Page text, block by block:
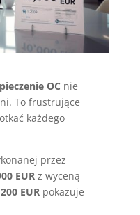
OC nie
To frustrujące
każdego
przez
EURz wyceną
EURpokazuje